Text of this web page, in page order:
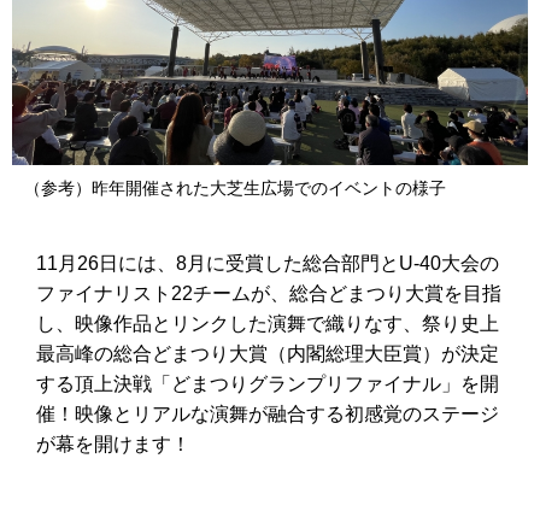
（参考）昨年開催された大芝生広場でのイベントの様子
11月26日には、8月に受賞した総合部門とU-40大会の
ファイナリスト22チームが、総合どまつり大賞を目指
し、映像作品とリンクした演舞で織りなす、祭り史上
最高峰の総合どまつり大賞（内閣総理大臣賞）が決定
する頂上決戦「どまつりグランプリファイナル」を開
催！映像とリアルな演舞が融合する初感覚のステージ
が幕を開けます！